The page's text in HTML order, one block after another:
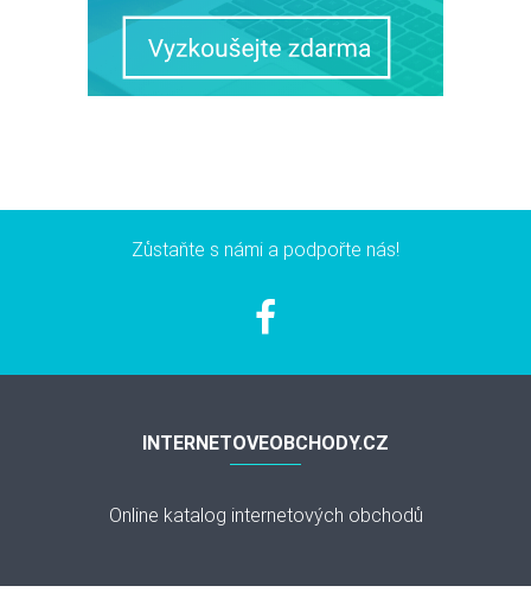
Zůstaňte s námi a podpořte nás!
INTERNETOVEOBCHODY.CZ
Online katalog internetových obchodů